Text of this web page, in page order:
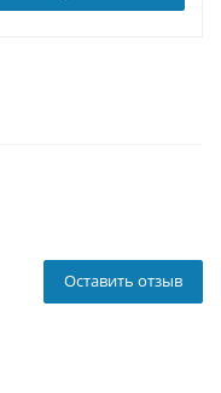
Оставить отзыв